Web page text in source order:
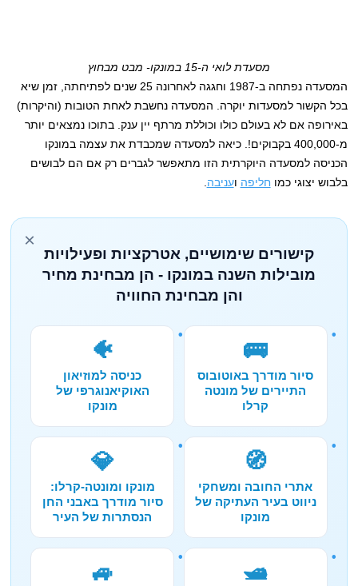
מסעדת לואי ה-15 במונקו- מבט מבחוץ
המסעדה נפתחה ב-1987 וחגגה לאחרונה 25 שנים לפתיחתה, זמן שיא
בכל הקשור למסעדות יוקרה. המסעדה נחשבת לאחת הטובות (והיקרות)
באירופה אם לא בעולם כולו וכוללת מרתף יין ענק. בתוכו נמצאים יותר
מ-400,000 בקבוקים!. כיאה למסעדה שמכבדת את עצמה במונקו
הכניסה למסעדה היוקרתית הזו מתאפשר לגברים רק אם הם לבושים
בלבוש יצוגי כמו חליפה ועניבה
×
קישורים שימושיים, אטרקציות ופעילויות
מובילות השנה במונקו - הן מבחינת מחיר
והן מבחינת החוויה
🚌
סיור מודרך באוטובוס
התיירים של מונטה
קרלו
🐠
כניסה למוזיאון
האוקיאנוגרפי של
מונקו
🧭
אתרי החובה ומשחקי
ניווט בעיר העתיקה של
מונקו
💎
מונקו ומונטה-קרלו:
סיור מודרך באבני החן
הנסתרות של העיר
🛥️
🚙